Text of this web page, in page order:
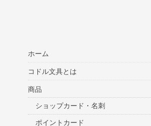
ホーム
コドル文具とは
商品
ショップカード・名刺
ポイントカード